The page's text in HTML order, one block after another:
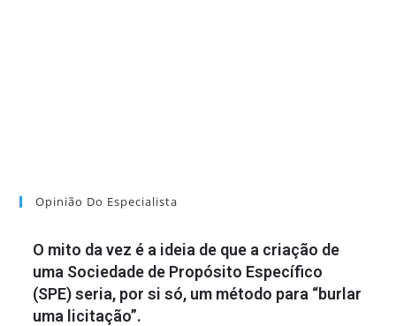
Opinião Do Especialista
O mito da vez é a ideia de que a criação de
uma Sociedade de Propósito Específico
(SPE) seria, por si só, um método para “burlar
uma licitação”.